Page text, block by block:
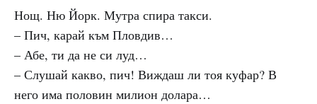
Нощ. Ню Йорк. Мутра спира такси.
– Пич, карай към Пловдив…
– Абе, ти да не си луд…
– Слушай какво, пич! Виждаш ли тоя куфар? В
него има половин милиoн долара…